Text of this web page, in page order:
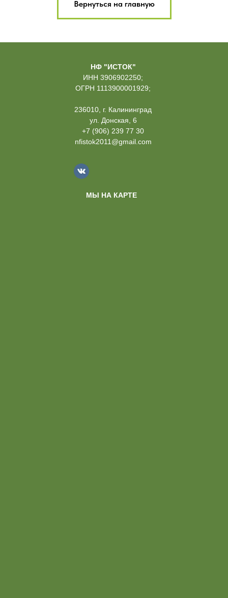
Вернуться на главную
НФ "ИСТОК"
ИНН 3906902250;
ОГРН 1113900001929;
236010, г. Калининград
ул. Донская, 6
+7 (906) 239 77 30
nfistok2011@gmail.com
МЫ НА КАРТЕ